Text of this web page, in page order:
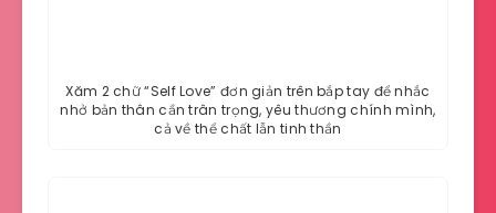
Xăm 2 chữ “Self Love” đơn giản trên bắp tay để nhắc
nhở bản thân cần trân trọng, yêu thương chính mình,
cả về thể chất lẫn tinh thần